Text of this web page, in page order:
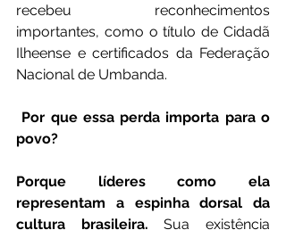
recebeu reconhecimentos
importantes, como o título de Cidadã
Ilheense e certificados da Federação
Nacional de Umbanda.
Por que essa perda importa para o
povo?
Porque líderes como ela
representam a espinha dorsal da
cultura brasileira. Sua existência